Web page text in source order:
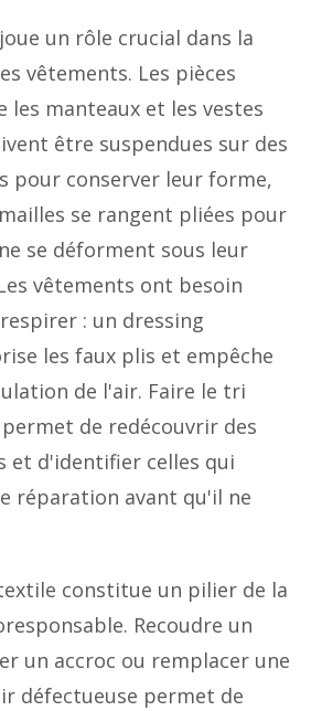
un rôle crucial dans la
vêtements. Les pièces
les manteaux et les vestes
être suspendues sur des
pour conserver leur forme,
se rangent pliées pour
se déforment sous leur
vêtements ont besoin
: un dressing
les faux plis et empêche
de l'air. Faire le tri
de redécouvrir des
et d'identifier celles qui
réparation avant qu'il ne
constitue un pilier de la
Recoudre un
un accroc ou remplacer une
défectueuse permet de